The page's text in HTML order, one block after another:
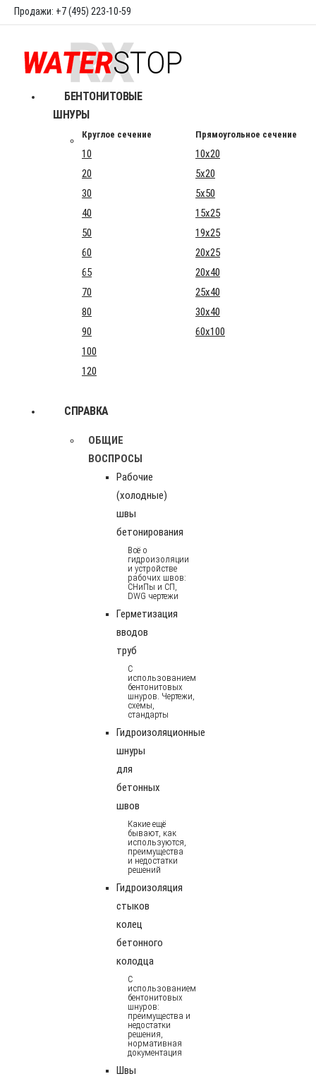
Продажи: +7 (495) 223-10-59
БЕНТОНИТОВЫЕ
ШНУРЫ
Круглое сечение Прямоугольное сечение
10
10x20
20
5x20
30
5x50
40
15x25
50
19x25
60
20x25
65
20x40
70
25x40
80
30x40
90
60x100
100
120
СПРАВКА
ОБЩИЕ
ВОСПРОСЫ
Рабочие
(холодные)
швы
бетонирования
Всё о
гидроизоляции
и устройстве
рабочих швов:
СНиПы и СП,
DWG чертежи
Герметизация
вводов
труб
С
использованием
бентонитовых
шнуров. Чертежи,
схемы,
стандарты
Гидроизоляционные
шнуры
для
бетонных
швов
Какие ещё
бывают, как
используются,
преимущества
и недостатки
решений
Гидроизоляция
стыков
колец
бетонного
колодца
С
использованием
бентонитовых
шнуров:
преимущества и
недостатки
решения,
нормативная
документация
Швы